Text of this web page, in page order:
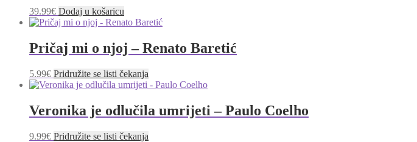
39.99€ Dodaj u košaricu
Pričaj mi o njoj – Renato Baretić
5.99€ Pridružite se listi čekanja
Veronika je odlučila umrijeti – Paulo Coelho
9.99€ Pridružite se listi čekanja